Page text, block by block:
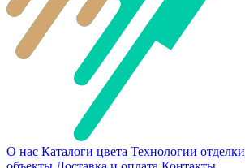
О нас Каталоги цвета Технологии отделки